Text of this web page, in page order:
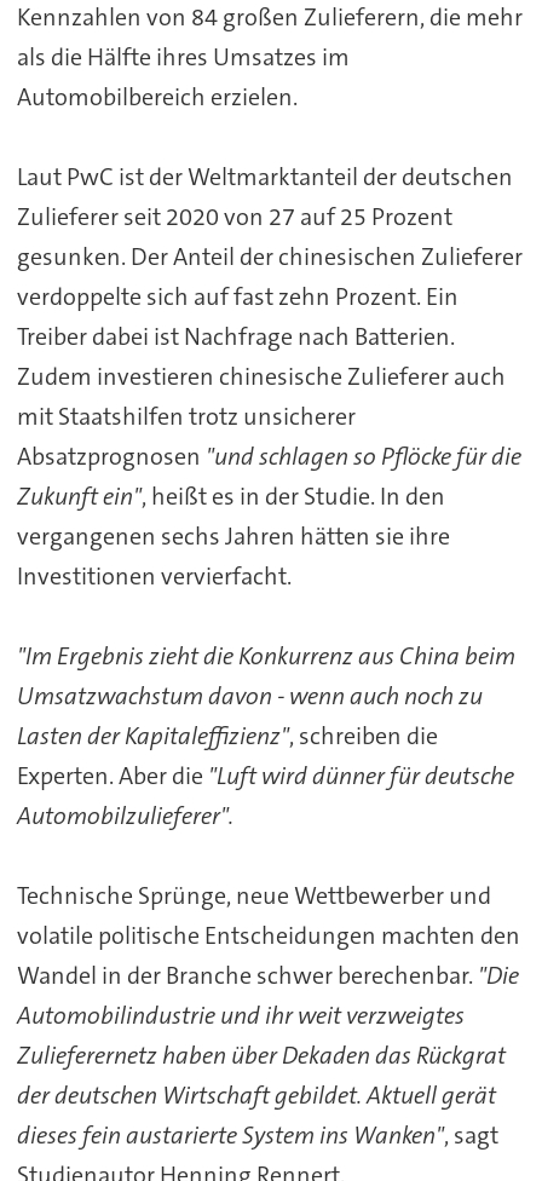
Kennzahlen von 84 großen Zulieferern, die mehr
als die Hälfte ihres Umsatzes im
Automobilbereich erzielen.
Laut PwC ist der Weltmarktanteil der deutschen
Zulieferer seit 2020 von 27 auf 25 Prozent
gesunken. Der Anteil der chinesischen Zulieferer
verdoppelte sich auf fast zehn Prozent. Ein
Treiber dabei ist Nachfrage nach Batterien.
Zudem investieren chinesische Zulieferer auch
mit Staatshilfen trotz unsicherer
Absatzprognosen "und schlagen so Pflöcke für die
Zukunft ein", heißt es in der Studie. In den
vergangenen sechs Jahren hätten sie ihre
Investitionen vervierfacht.
"Im Ergebnis zieht die Konkurrenz aus China beim
Umsatzwachstum davon - wenn auch noch zu
Lasten der Kapitaleffizienz", schreiben die
Experten. Aber die "Luft wird dünner für deutsche
Automobilzulieferer".
Technische Sprünge, neue Wettbewerber und
volatile politische Entscheidungen machten den
Wandel in der Branche schwer berechenbar. "Die
Automobilindustrie und ihr weit verzweigtes
Zulieferernetz haben über Dekaden das Rückgrat
der deutschen Wirtschaft gebildet. Aktuell gerät
dieses fein austarierte System ins Wanken", sagt